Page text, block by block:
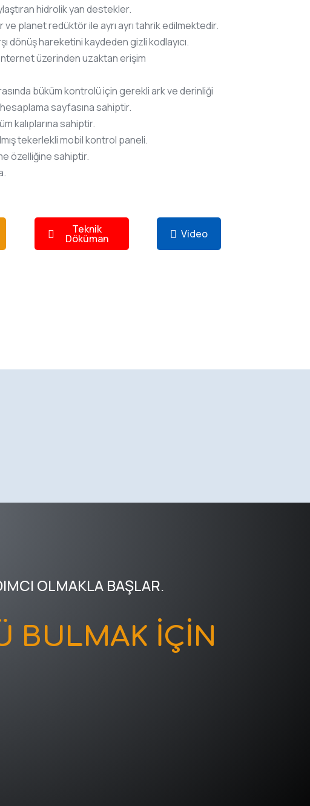
hidrolik yan destekler.
ve planet redüktör ile ayrı ayrı tahrik edilmektedir.
dönüş hareketini kaydeden gizli kodlayıcı.
üzerinden uzaktan erişim
büküm kontrolü için gerekli ark ve derinliği
sayfasına sahiptir.
kalıplarına sahiptir.
tekerlekli mobil kontrol paneli.
özelliğine sahiptir.
Teknik
Döküman Video
OLMAKLA BAŞLAR.
BULMAK İÇİN